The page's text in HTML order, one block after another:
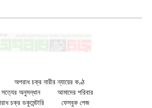
অপরাধ চক্র নারীর ন্যায়ের কণ্ঠ
অনুসন্ধান
আমাদের পরিবার
চক্র ডকুমেন্টারি
ফেসবুক পেজ